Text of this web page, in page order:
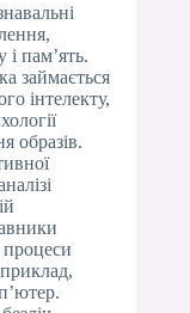
і пам’ять.
займається
інтелекту,
образів.
процеси